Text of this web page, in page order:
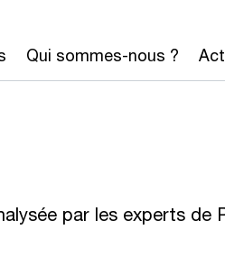
Qui sommes-nous ?
par les experts de